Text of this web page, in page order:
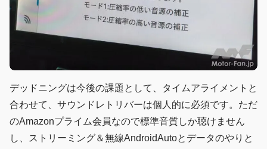
デッドニングは今後の課題として、タイムアライメントと
合わせて、サウンドレトリバーは個人的に必須です。ただ
のAmazonプライム会員なので標準音質しか聴けません
し、ストリーミング＆無線AndroidAutoとデータのやりと